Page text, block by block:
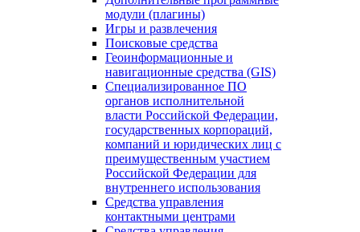
модули (плагины)
Игры и развлечения
Поисковые средства
Геоинформационные и
навигационные средства (GIS)
Специализированное ПО
органов исполнительной
власти Российской Федерации,
государственных корпораций,
компаний и юридических лиц с
преимущественным участием
Российской Федерации для
внутреннего использования
Средства управления
контактными центрами